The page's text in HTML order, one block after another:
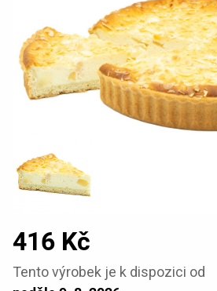
416 Kč
Tento výrobek je k dispozici od